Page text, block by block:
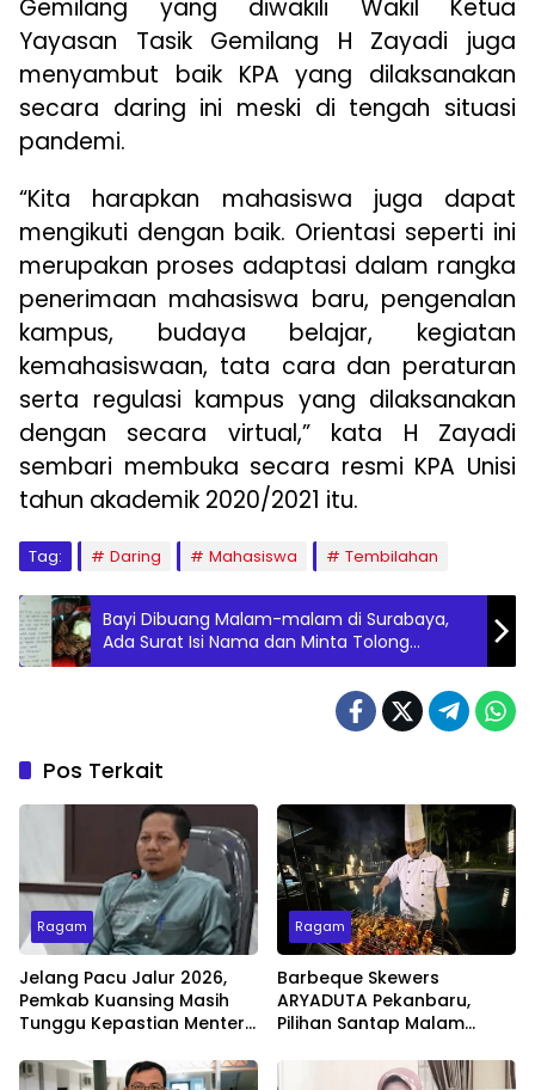
Gemilang yang diwakili Wakil Ketua
Yayasan Tasik Gemilang H Zayadi juga
menyambut baik KPA yang dilaksanakan
secara daring ini meski di tengah situasi
pandemi.
“Kita harapkan mahasiswa juga dapat
mengikuti dengan baik. Orientasi seperti ini
merupakan proses adaptasi dalam rangka
penerimaan mahasiswa baru, pengenalan
kampus, budaya belajar, kegiatan
kemahasiswaan, tata cara dan peraturan
serta regulasi kampus yang dilaksanakan
dengan secara virtual,” kata H Zayadi
sembari membuka secara resmi KPA Unisi
tahun akademik 2020/2021 itu.
Tag: Daring Mahasiswa Tembilahan
Bayi Dibuang Malam-malam di Surabaya,
Ada Surat Isi Nama dan Minta Tolong
Anaknya Dirawat
Pos Terkait
Ragam
Jelang Pacu Jalur 2026,
Pemkab Kuansing Masih
Tunggu Kepastian Menteri
Ragam
Barbeque Skewers
ARYADUTA Pekanbaru,
Pilihan Santap Malam